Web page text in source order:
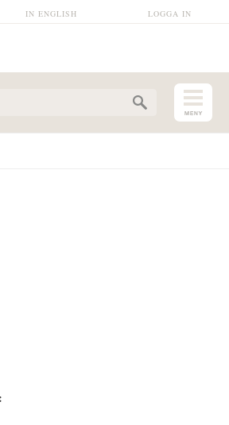
LOGGA IN
IN ENGLISH